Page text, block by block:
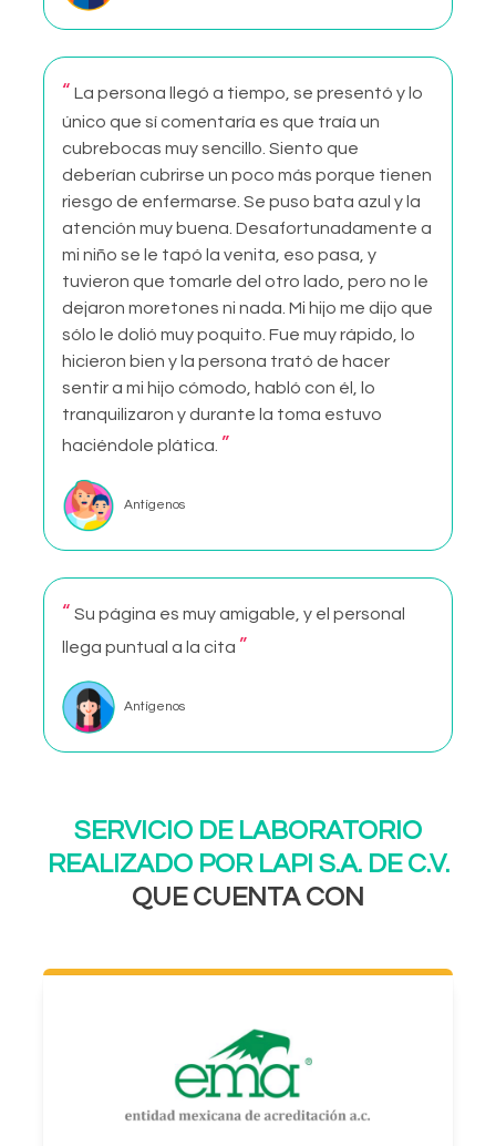
“ La persona llegó a tiempo, se presentó y lo
único que sí comentaría es que traía un
cubrebocas muy sencillo. Siento que
deberían cubrirse un poco más porque tienen
riesgo de enfermarse. Se puso bata azul y la
atención muy buena. Desafortunadamente a
mi niño se le tapó la venita, eso pasa, y
tuvieron que tomarle del otro lado, pero no le
dejaron moretones ni nada. Mi hijo me dijo que
sólo le dolió muy poquito. Fue muy rápido, lo
hicieron bien y la persona trató de hacer
sentir a mi hijo cómodo, habló con él, lo
tranquilizaron y durante la toma estuvo
haciéndole plática. ”
Antígenos
“ Su página es muy amigable, y el personal
llega puntual a la cita ”
Antígenos
SERVICIO DE LABORATORIO
REALIZADO POR LAPI S.A. DE C.V.
QUE CUENTA CON
Entidad Mexicana de Acreditación A.C.
Alimentos Acreditación No: A-0694-066/15 Vigente a partir del:
2015-12-10